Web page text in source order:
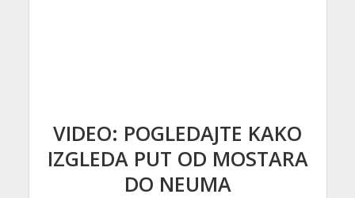
VIDEO: POGLEDAJTE KAKO
IZGLEDA PUT OD MOSTARA
DO NEUMA